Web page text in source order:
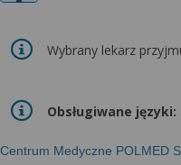
Centrum Medyczne POLMED
Wybrany lekarz
Obsługiwane języki: